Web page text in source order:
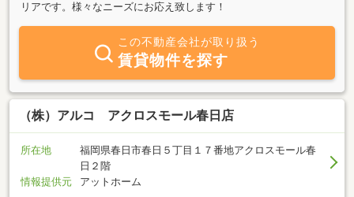
リアです。様々なニーズにお応え致します！
この不動産会社が取り扱う
賃貸物件を探す
（株）アルコ アクロスモール春日店
所在地
福岡県春日市春日５丁目１７番地アクロスモール春
日２階
情報提供元
アットホーム